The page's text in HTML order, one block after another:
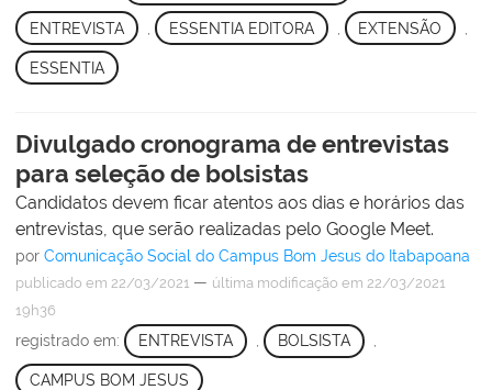
ENTREVISTA ESSENTIA EDITORA EXTENSÃO
ESSENTIA
Divulgado cronograma de entrevistas
para seleção de bolsistas
Candidatos devem ficar atentos aos dias e horários das
entrevistas, que serão realizadas pelo Google Meet.
por Comunicação Social do Campus Bom Jesus do Itabapoana
publicado em 22/03/2021 — última modificação em 22/03/2021
19h36
registrado em: ENTREVISTA , BOLSISTA ,
CAMPUS BOM JESUS